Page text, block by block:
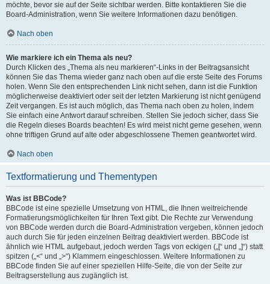
möchte, bevor sie auf der Seite sichtbar werden. Bitte kontaktieren Sie die
Board-Administration, wenn Sie weitere Informationen dazu benötigen.
Nach oben
Wie markiere ich ein Thema als neu?
Durch Klicken des „Thema als neu markieren“-Links in der Beitragsansicht
können Sie das Thema wieder ganz nach oben auf die erste Seite des Forums
holen. Wenn Sie den entsprechenden Link nicht sehen, dann ist die Funktion
möglicherweise deaktiviert oder seit der letzten Markierung ist nicht genügend
Zeit vergangen. Es ist auch möglich, das Thema nach oben zu holen, indem
Sie einfach eine Antwort darauf schreiben. Stellen Sie jedoch sicher, dass Sie
die Regeln dieses Boards beachten! Es wird meist nicht gerne gesehen, wenn
ohne triftigen Grund auf alte oder abgeschlossene Themen geantwortet wird.
Nach oben
Textformatierung und Thementypen
Was ist BBCode?
BBCode ist eine spezielle Umsetzung von HTML, die Ihnen weitreichende
Formatierungsmöglichkeiten für Ihren Text gibt. Die Rechte zur Verwendung
von BBCode werden durch die Board-Administration vergeben, können jedoch
auch durch Sie für jeden einzelnen Beitrag deaktiviert werden. BBCode ist
ähnlich wie HTML aufgebaut, jedoch werden Tags von eckigen („[“ und „]“) statt
spitzen („<“ und „>“) Klammern eingeschlossen. Weitere Informationen zu
BBCode finden Sie auf einer speziellen Hilfe-Seite, die von der Seite zur
Beitragserstellung aus zugänglich ist.